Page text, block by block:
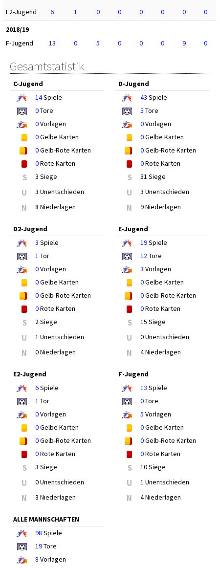
E2-Jugend
6 1 0 0 0 0 0
0
2018/19
F-Jugend
13 0 5 0 0 0 9 0
Gesamtstatistik
C-Jugend
14Spiele
0Tore
0Vorlagen
0Gelbe Karten
0Gelb-Rote Karten
0Rote Karten
S 3 Siege
U 3 Unentschieden
N 8 Niederlagen
D-Jugend
43 Spiele
5 Tore
0Vorlagen
0Gelbe Karten
0Gelb-Rote Karten
0Rote Karten
S 31 Siege
U 3 Unentschieden
N 9 Niederlagen
D2-Jugend
3 Spiele
1 Tor
0Vorlagen
0Gelbe Karten
0Gelb-Rote Karten
0Rote Karten
S 2 Siege
U 1 Unentschieden
N 0 Niederlagen
E-Jugend
19Spiele
12Tore
3 Vorlagen
0Gelbe Karten
0Gelb-Rote Karten
0Rote Karten
S 15 Siege
U 0 Unentschieden
N 4 Niederlagen
E2-Jugend
6Spiele
1 Tor
0Vorlagen
0Gelbe Karten
0Gelb-Rote Karten
0Rote Karten
S 3 Siege
U 0 Unentschieden
N 3 Niederlagen
F-Jugend
13 Spiele
0Tore
5 Vorlagen
0Gelbe Karten
0Gelb-Rote Karten
0Rote Karten
S 10 Siege
U 1 Unentschieden
N 4 Niederlagen
ALLE MANNSCHAFTEN
98 Spiele
19Tore
8 Vorlagen